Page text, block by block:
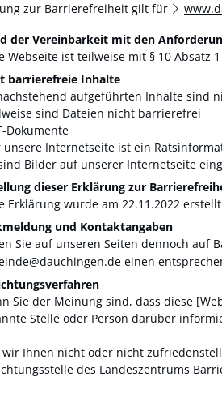
zur Barrierefreiheit gilt für
der Vereinbarkeit mit den
Webseite ist teilweise mit § 10 Absatz
barrierefreie Inhalte
aufgeführten Inhalte sind
sind Dateien nicht barrierefrei
Dokumente
unsere Internetseite ist ein
Bilder auf unserer Internetseite
dieser Erklärung zur
Erklärung wurde am 22.11.2022
und Kontaktangaben
Sie auf unseren Seiten dennoch auf
einen
Sie der Meinung sind, dass diese
Stelle oder Person darüber
wir Ihnen nicht oder nicht
des Landeszentrums